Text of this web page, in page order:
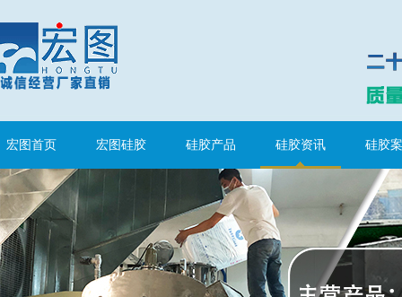
宏图首页 宏图硅胶 硅胶产品 硅胶资讯 硅胶